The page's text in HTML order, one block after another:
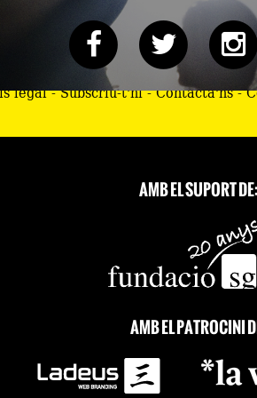
legal-Subscriu-t'hi-Contacta'ns-
AMB EL SUPORT DE:
AMB EL PATROCINI